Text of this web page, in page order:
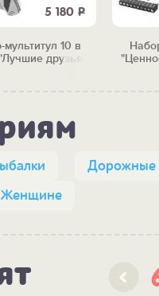
5 180 Р
10 в
друзья"
Дорожные
Женщине